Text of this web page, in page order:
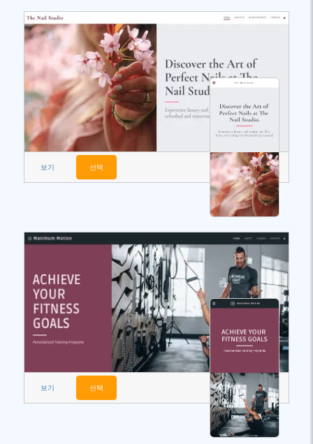
보기 선택
보기 선택